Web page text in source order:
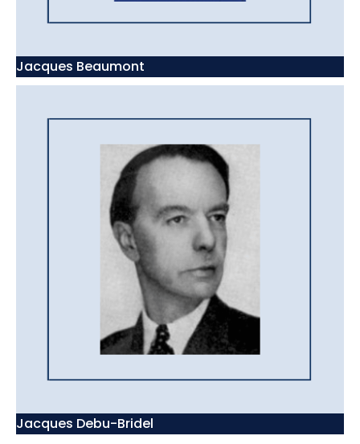
Jacques Beaumont
Jacques Debu-Bridel